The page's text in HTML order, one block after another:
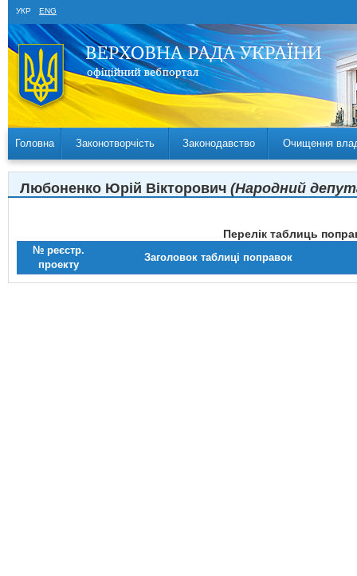
УКР ENG
Головна Законотворчість Законодавство Очищення
Любоненко Юрій Вікторович (Народний
Перелік таблиць
№ реєстр.
проекту
Заголовок таблиці поправок